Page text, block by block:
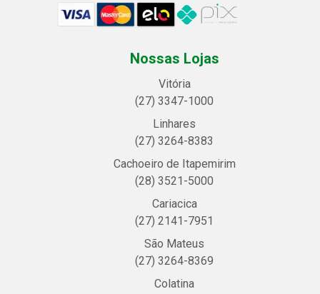
Nossas Lojas
Vitória
(27) 3347-1000
Linhares
(27) 3264-8383
Cachoeiro de Itapemirim
(28) 3521-5000
Cariacica
(27) 2141-7951
São Mateus
(27) 3264-8369
Colatina